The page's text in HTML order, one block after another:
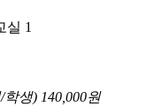
실 1
생) 140,000원